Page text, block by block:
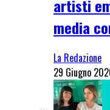
artisti
media
La Redazione
29 Giugno